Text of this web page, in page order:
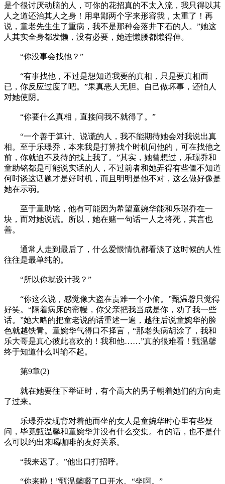
是个很讨厌动脑的人，可你的花招真的不太入流，我只得以其
人之道还治其人之身！用卑鄙两个字来形容我，太重了！再
说，童老先生生了重病，我不是那种会落井下石的人。”她这
人其实全身都发懒，没有必要，她连懒腰都懒得伸。
“你没事会找他？”
“有事找他，不过是想知道我要的真相，只是要真相而
已，你反应过度了吧。”果真恶人无胆。自己做坏事，还怕人
对她使阴。
“你要什么真相，直接问我不就得了。”
“一个善于算计、说谎的人，我不能期待她会对我说出真
相。至于乐璟乔，本来我是打算找个时机问他的，可在找他之
前，你就迫不及待的找上我了。”其实，她曾想过，乐璟乔和
童助铭都是可能说实话的人，不过前者和她弄得有些僵不知道
何时谈这话题才是好时机，而且明明是他不对，这么做好像是
她在示弱。
至于童助铭，他有可能因为希望童婉华能和乐璟乔在一
块，而对她说谎。所以，她在赌一句话一人之将死，其言也
善。
通常人走到最后了，什么爱恨情仇都看淡了这时候的人性
往往是最单纯的。
“所以你就设计我？”
“你这么说，感觉像大盗在责难一个小偷。”甄温馨只觉得
好笑。“隔着病床的帘幔，你父亲把我当成是你，劝了我一些
话。”她大略的把童老说的话重述一遍，越往后说童婉华的脸
色就越铁青。童婉华气得口不择言，“那老头病胡涂了，我和
乐大哥是真心彼此喜欢的！我和他……”真的很难看！甄温馨
终于知道什么叫输不起。
第9章(2)
就在她要往下举证时，有个高大的男子朝着她们的方向走
了过来。
乐璟乔发现背对着他而坐的女人是童婉华时心里有些疑
问，毕竟甄温馨和童婉华并没有什么交集。有的话，也不是什
么可以约出来喝咖啡的友好关系。
“我来迟了。”他出口打招呼。
“你来啦！”甄温馨啜了口开水。“坐啊。”